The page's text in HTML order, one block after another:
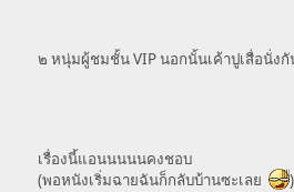
๒ หนุ่มผู้ชมชั้น VIP นอกนั้นเค้าปูเสื่อนั่ง
เรื่องนี้แอนนนนนคงชอบ
(พอหนังเริ่มฉายฉันก็กลับบ้านซะเลย
)